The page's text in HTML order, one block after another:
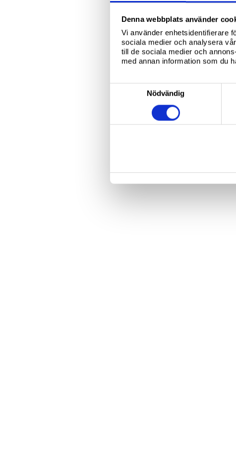
Denna webbplats använder
Vi använder enhetsidentifierare
sociala medier och analysera
till de sociala medier och
med annan information som du
t
e
s
Nödvändig